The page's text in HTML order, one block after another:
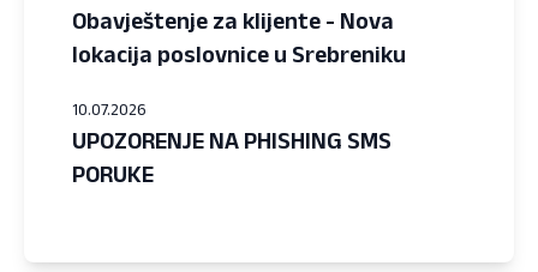
Obavještenje za klijente - Nova
lokacija poslovnice u Srebreniku
10.07.2026
UPOZORENJE NA PHISHING SMS
PORUKE